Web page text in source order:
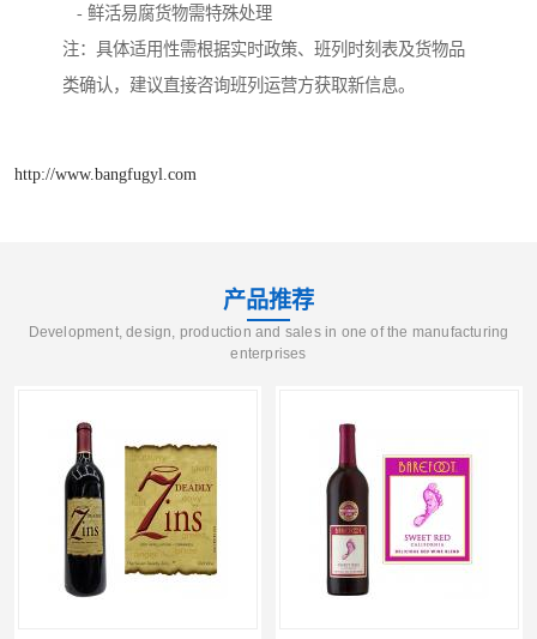
- 鲜活易腐货物需特殊处理
注：具体适用性需根据实时政策、班列时刻表及货物品
类确认，建议直接咨询班列运营方获取新信息。
http://www.bangfugyl.com
产品推荐
Development, design, production and sales in one of the manufacturing
enterprises